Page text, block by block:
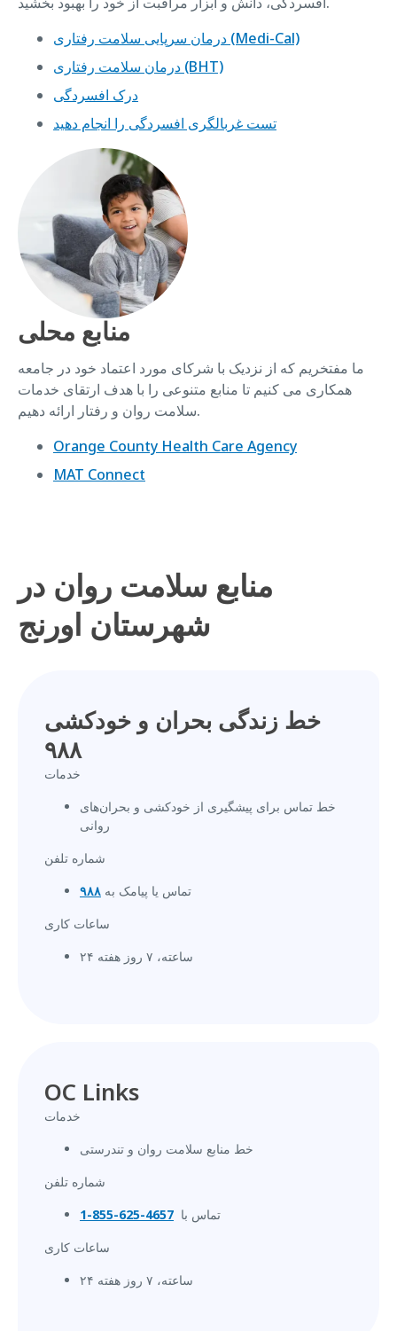
درمان سرپایی سلامت رفتاری (Medi-Cal)
درمان سلامت رفتاری (BHT)
درک افسردگی
تست غربالگری افسردگی را انجام دهید
منابع محلی
ما مفتخریم که از نزدیک با شرکای مورد اعتماد خود در جامعه
همکاری می کنیم تا منابع متنوعی را با هدف ارتقای خدمات
سلامت روان و رفتار ارائه دهیم.
Orange County Health Care Agency
MAT Connect
منابع سلامت روان در
شهرستان اورنج
خط زندگی بحران و خودکشی
۹۸۸
خدمات
خط تماس برای پیشگیری از خودکشی و بحران‌های
روانی
شماره تلفن
تماس یا پیامک به ۹۸۸
ساعات کاری
۲۴ ساعته، ۷ روز هفته
OC Links
خدمات
خط منابع سلامت روان و تندرستی
شماره تلفن
تماس با 4657-625-855-1
ساعات کاری
۲۴ ساعته، ۷ روز هفته